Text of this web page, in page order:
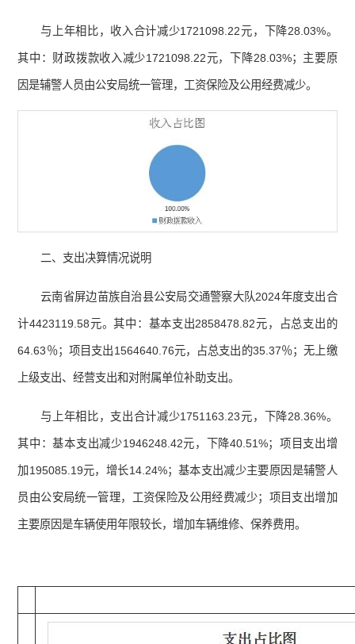
与上年相比，收入合计减少1721098.22元，下降28.03%。
其中：财政拨款收入减少1721098.22元，下降28.03%；主要原
因是辅警人员由公安局统一管理，工资保险及公用经费减少。
二、支出决算情况说明
云南省屏边苗族自治县公安局交通警察大队2024年度支出合
计4423119.58元。其中：基本支出2858478.82元，占总支出的
64.63％；项目支出1564640.76元，占总支出的35.37％；无上缴
上级支出、经营支出和对附属单位补助支出。
与上年相比，支出合计减少1751163.23元，下降28.36%。
其中：基本支出减少1946248.42元，下降40.51%；项目支出增
加195085.19元，增长14.24%；基本支出减少主要原因是辅警人
员由公安局统一管理，工资保险及公用经费减少；项目支出增加
主要原因是车辆使用年限较长，增加车辆维修、保养费用。